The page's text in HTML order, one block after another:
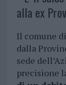
alla ex
Il comune
dalla
sede
precisione